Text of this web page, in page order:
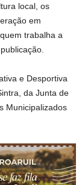
local, os
em
trabalha a
e Desportiva
da Junta de
Municipalizados